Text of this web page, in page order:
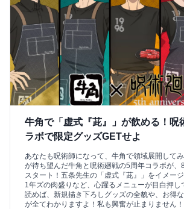
牛角で「虚式『茈』」が飲める！呪
ラボで限定グッズGETせよ
あなたも呪術師になって、牛角で領域展開して
が待ち望んだ牛角と呪術廻戦の5周年コラボが、
スタート！五条先生の「虚式『茈』」をイメージ
1年ズの肉盛りなど、心躍るメニューが目白押し
読めば、新規描き下ろしグッズの全貌や、お得
が全てわかりますよ！私も興奮が止まりません！